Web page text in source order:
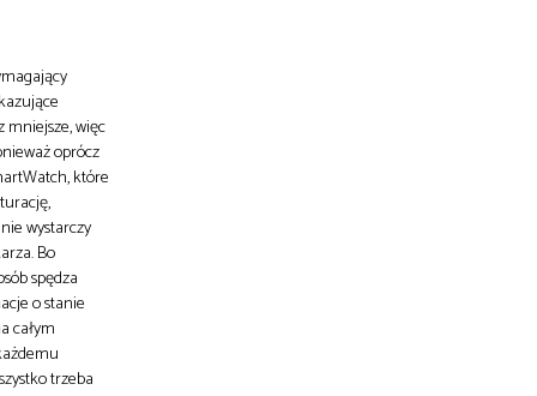
więc
oprócz
które
wystarczy
Bo
spędza
o stanie
całym
trzeba